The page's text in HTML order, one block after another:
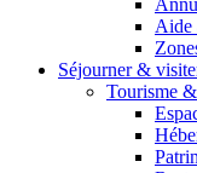
Aide
Séjourner &
Tourisme